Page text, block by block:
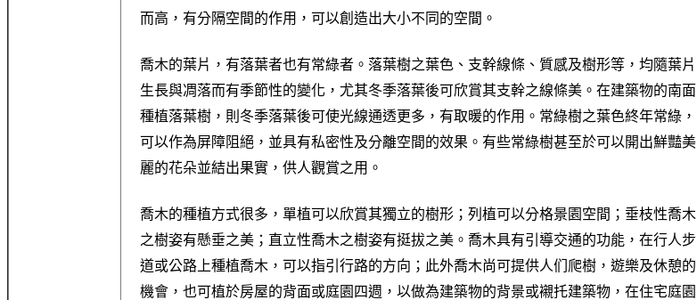
而高，有分隔空間的作用，可以創造出大小不同的空間。
喬木的葉片，有落葉者也有常綠者。落葉樹之葉色、支幹線條、質感及樹形等，均隨葉片
生長與凋落而有季節性的變化，尤其冬季落葉後可欣賞其支幹之線條美。在建築物的南面
種植落葉樹，則冬季落葉後可使光線通透更多，有取暖的作用。常綠樹之葉色終年常綠，
可以作為屏障阻絕，並具有私密性及分離空間的效果。有些常綠樹甚至於可以開出鮮豔美
麗的花朵並結出果實，供人觀賞之用。
喬木的種植方式很多，單植可以欣賞其獨立的樹形；列植可以分格景園空間；垂枝性喬木
之樹姿有懸垂之美；直立性喬木之樹姿有挺拔之美。喬木具有引導交通的功能，在行人步
道或公路上種植喬木，可以指引行路的方向；此外喬木尚可提供人们爬樹，遊樂及休憩的
機會，也可植於房屋的背面或庭園四週，以做為建築物的背景或襯托建築物，在住宅庭園